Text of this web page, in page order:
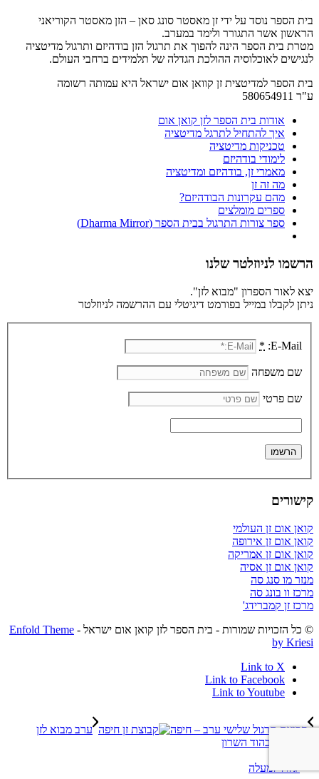
בית הספר נוסד על ידי זן מאסטר סונג סאן – הזן מאסטר הקוריאני
הראשון אשר התגורר ולימד במערב.
מטרת בית הספר הינה להפוך את תרגול הזן בודהיזם ותרגול מדיטציה
לנגישים לאוכלוסיה ההולכת הגדלה של תלמידים ברחבי העולם.
בית הספר למדיטצית זן קוואן אום ישראל היא עמותה רשומה
ע"ר 580654911
אודות בית הספר לזן קואן אום
איך להתחיל לתרגל מדיטציה
טכניקות מדיטציה
לימודי בודהיזם
מאמרי זן, בודהיזם ומדיטציה
מה זה זן
מהם עקרונות הבודהיזם?
ספרים מומלצים
ספר צורות התרגול בבית הספר (Dharma Mirror)
הרשמו לניוזלטר שלנו
יצא לאור הספרון "מבוא לזן".
ניתן לקבלו במייל בפורמט דיגיטלי עם ההרשמה לניוזלטר
E-Mail:
*
שם משפחה
שם פרטי
קישורים
קואן אום זן העולמי
קואן אום זן אירופה
קואן אום זן אמריקה
קואן אום זן אסיה
מנזר מו סנג סה
מרכז וו בונג סה
מרכז זן קמברידג'
© כל הזכויות שמורות - בית הספר לזן קואן אום ישראל - Enfold Theme
by Kriesi
Link to X
Link to Facebook
Link to Youtube
קבוצת תרגול שלישי ערב – חיפה
ערב מבוא לזן
ומדיטציה בהוד השרון
גלול למעלה